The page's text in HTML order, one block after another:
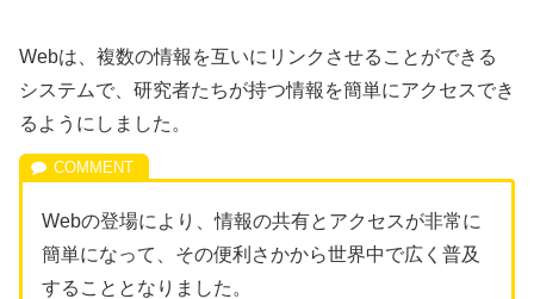
Webは、複数の情報を互いにリンクさせることができる
システムで、研究者たちが持つ情報を簡単にアクセスでき
るようにしました。
Webの登場により、情報の共有とアクセスが非常に
簡単になって、その便利さかから世界中で広く普及
することとなりました。